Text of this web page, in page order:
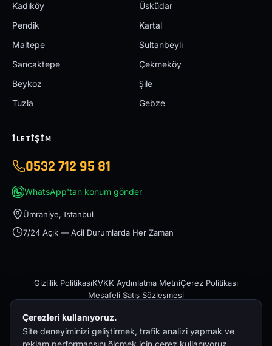
Kadıköy
Üsküdar
Pendik
Kartal
Maltepe
Sultanbeyli
Sancaktepe
Çekmeköy
Beykoz
Şile
Tuzla
Gebze
İLETIŞIM
0532 712 95 81
WhatsApp'tan konum gönder
Ümraniye, İstanbul
7/24 Açık — Acil Durumlarda Her Zaman
Gizlilik PolitikasıKVKK Aydınlatma MetniÇerez Politikası
Mesafeli Satış Sözleşmesi
Çerezleri kullanıyoruz.
Site deneyiminizi geliştirmek, trafik analizi yapmak ve
reklam performansını ölçmek için çerez kullanıyoruz.